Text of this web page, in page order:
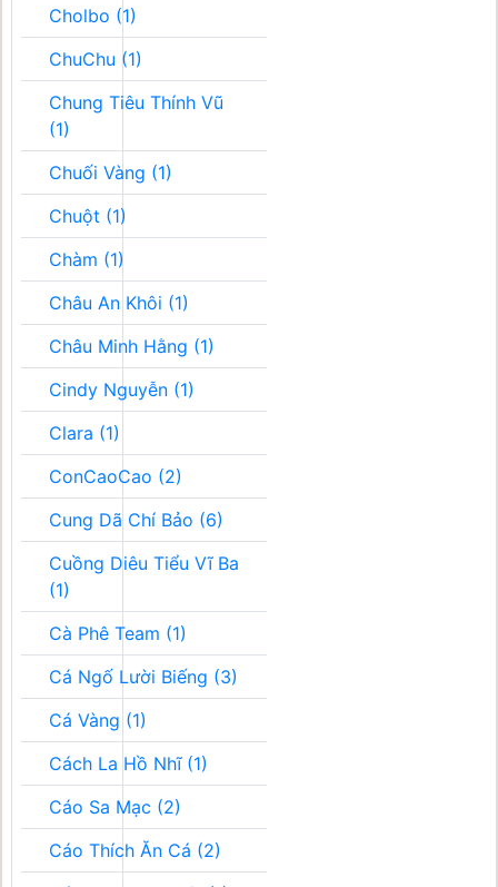
Cholbo (1)
ChuChu (1)
Chung Tiêu Thính Vũ
(1)
Chuối Vàng (1)
Chuột (1)
Chàm (1)
Châu An Khôi (1)
Châu Minh Hằng (1)
Cindy Nguyễn (1)
Clara (1)
ConCaoCao (2)
Cung Dã Chí Bảo (6)
Cuồng Diêu Tiểu Vĩ Ba
(1)
Cà Phê Team (1)
Cá Ngố Lười Biếng (3)
Cá Vàng (1)
Cách La Hồ Nhĩ (1)
Cáo Sa Mạc (2)
Cáo Thích Ăn Cá (2)